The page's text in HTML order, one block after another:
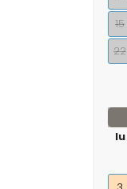
15
22
lu